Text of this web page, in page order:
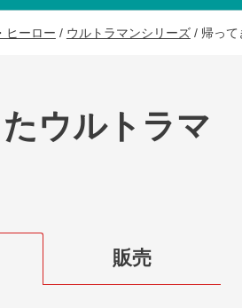
ヒーロー / ウルトラマンシリーズ / 帰って
ウルトラマ
販売